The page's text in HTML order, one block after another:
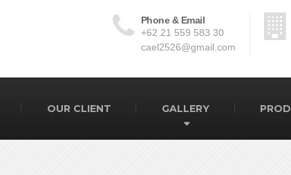
Phone & Email
+62 21 559 583 30
cael2526@gmail.com
OUR CLIENT GALLERY